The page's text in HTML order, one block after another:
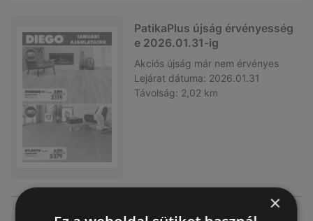
PatikaPlus újság érvényesség
e 2026.01.31-ig
Akciós újság már nem érvényes
Lejárat dátuma: 2026.01.31
Távolság: 2,02 km
×